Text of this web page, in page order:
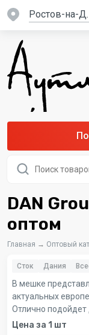
Ростов-на-Дону
товаров
DAN
оптом
Главная → Оптовый
Сток Дания
В мешке
актуальных
Отлично подойдет
Цена за 1 шт